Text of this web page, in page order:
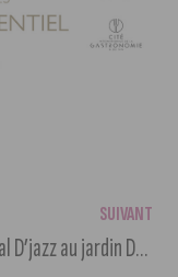
SUIVANT
Le festival D’jazz au jardin Darcy est de retour du 15 au 18 juillet 2026.